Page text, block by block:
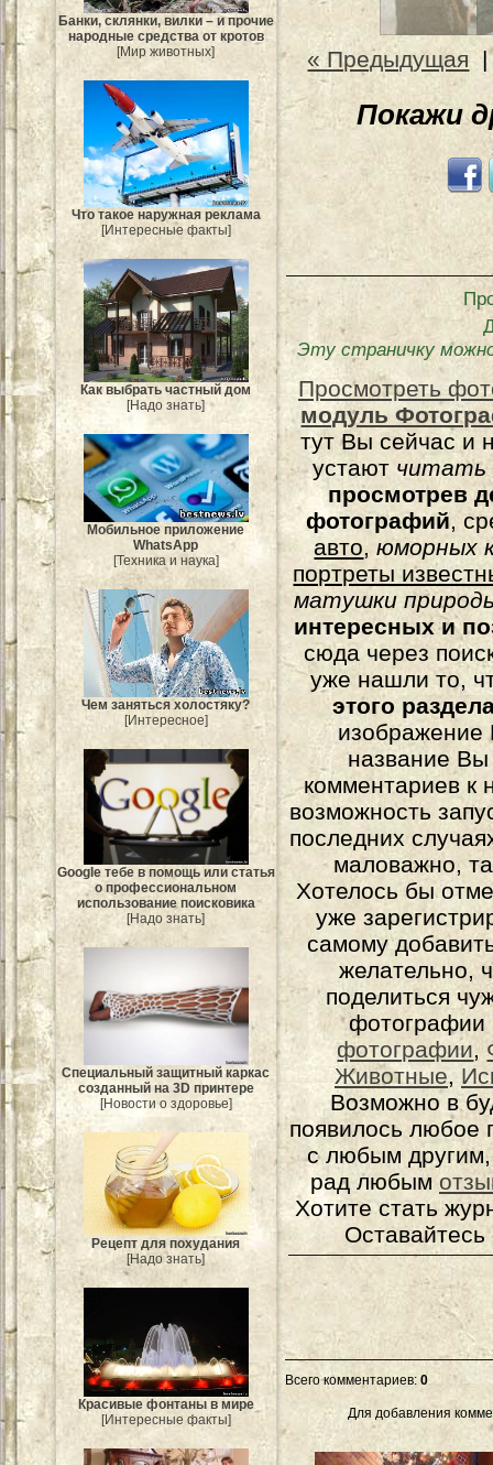
Банки, склянки, вилки – и прочие
народные средства от кротов
[Мир животных]
Что такое наружная реклама
[Интересные факты]
Как выбрать частный дом
[Надо знать]
Мобильное приложение
WhatsApp
[Техника и наука]
Чем заняться холостяку?
[Интересное]
Google тебе в помощь или статья
о профессиональном
использование поисковика
[Надо знать]
Специальный защитный каркас
созданный на 3D принтере
[Новости о здоровье]
Рецепт для похудания
[Надо знать]
Красивые фонтаны в мире
[Интересные факты]
« Предыдущая
Покажи
Эту страничку
Просмотреть
модуль
тут Вы сейчас и
устают читать
просмотрев
фотографий,
авто,юморных
портреты
матушки
интересных и
сюда через
уже нашли то,
этого
изображение
название
комментариев к
возможность
последних
маловажно,
Хотелось бы
уже
самому
желательно,
поделиться
фотографии
фотографии,
Животные,
Возможно в
появилось любое
с любым
рад любым
Хотите стать
Всего комментариев: 0
Для добавления